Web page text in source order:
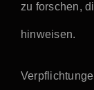
zu forschen,
hinweisen.